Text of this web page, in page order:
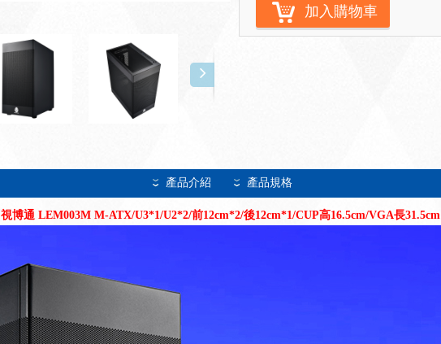
加入購物車
產品介紹 產品規格
視博通 LEM003M M-ATX/U3*1/U2*2/前12cm*2/後12cm*1/CUP高16.5cm/VGA長31.5cm